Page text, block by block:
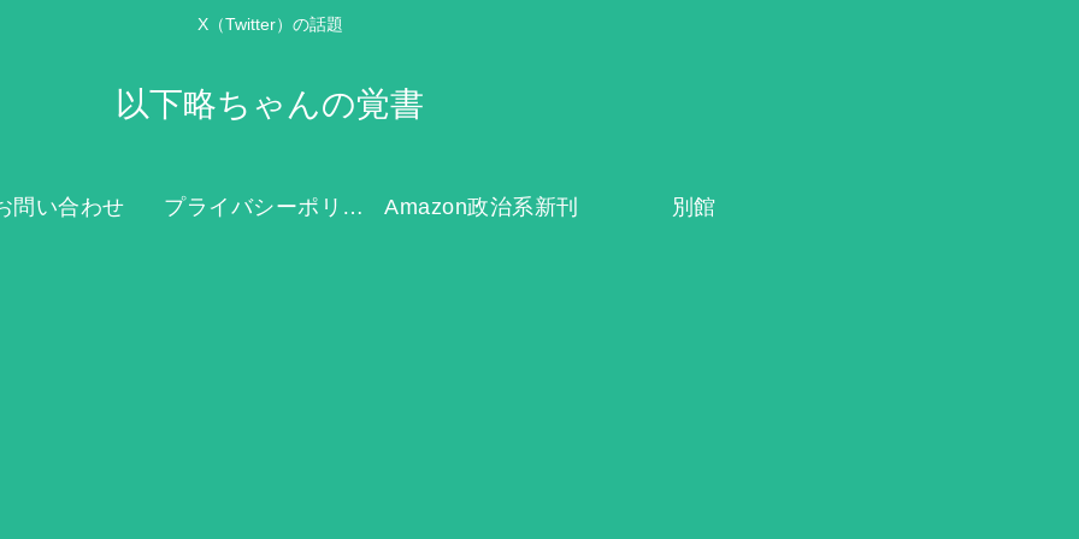
X（Twitter）の話題
以下略ちゃんの覚書
問い合わせ プライバシーポリシー Amazon政治系新刊 別館